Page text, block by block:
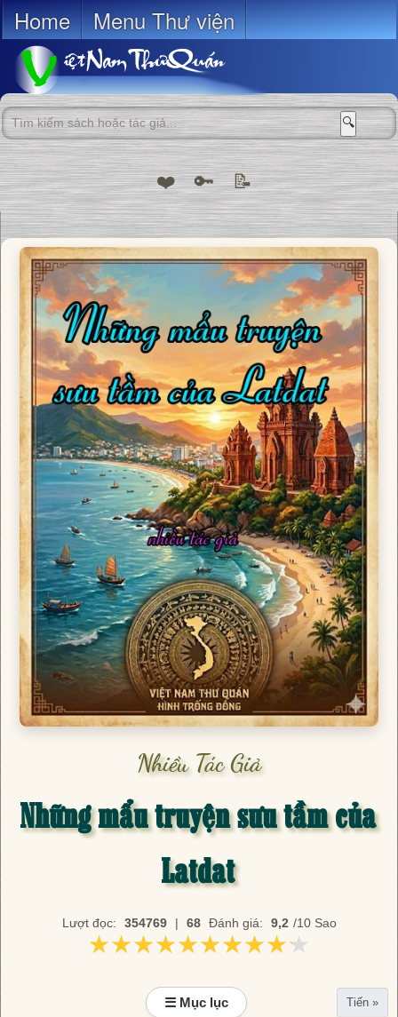
Home Menu Thư viện
🔍
❤️ 🔑 📝
Nhiều Tác Giả
Những mẩu truyện sưu tầm của
Latdat
Lượt đọc: 354769 | 68 Đánh giá: 9,2 /10 Sao
★★★★★★★★★★
★★★★★★★★★★
☰ Mục lục Tiến »